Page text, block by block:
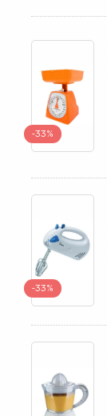
-33%
-33%